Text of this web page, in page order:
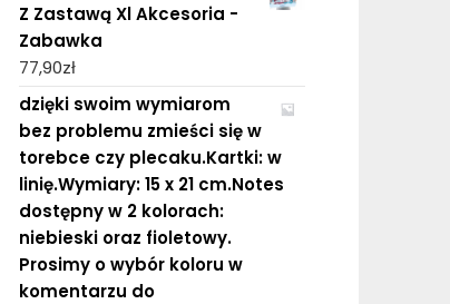
Z Zastawą Xl Akcesoria -
Zabawka
77,90zł
dzięki swoim wymiarom
bez problemu zmieści się w
torebce czy plecaku.Kartki: w
linię.Wymiary: 15 x 21 cm.Notes
dostępny w 2 kolorach:
niebieski oraz fioletowy.
Prosimy o wybór koloru w
komentarzu do